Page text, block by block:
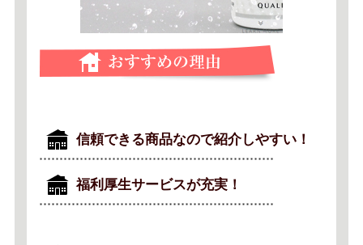
信頼できる商品なので紹介しやすい！
福利厚生サービスが充実！